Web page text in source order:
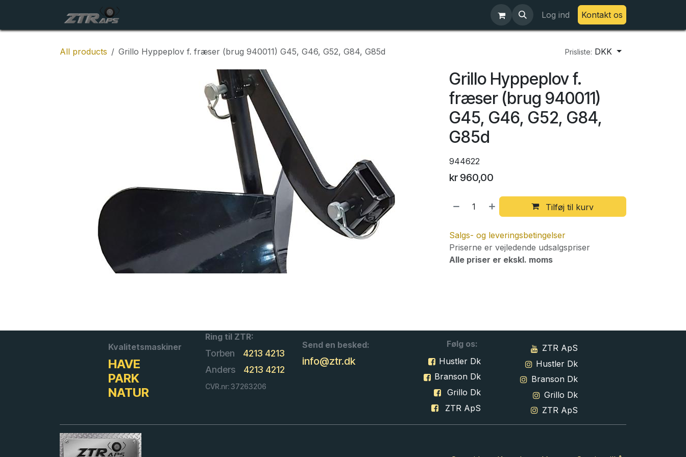
Log ind Kontakt os
All products Grillo Hyppeplov f. fræser (brug 940011) G45, G46, G52, G84, G85d Prisliste: DKK
Grillo Hyppeplov f.
fræser (brug 940011)
G45, G46, G52, G84,
G85d
944622
kr 960,00
Tilføj til kurv
Salgs- og leveringsbetingelser
Priserne er vejledende udsalgspriser
Alle priser er ekskl. moms
Kvalitetsmaskiner
HAVE
PARK
NATUR
Ring til ZTR:
Torben
4213 4213
Anders
4213 4212
CVR.nr: 37263206
Send en besked:
info@ztr.dk
Følg os:
Hustler Dk
Branson Dk
Grillo Dk
ZTR ApS
ZTR ApS
Hustler Dk
Branson Dk
Grillo Dk
ZTR ApS